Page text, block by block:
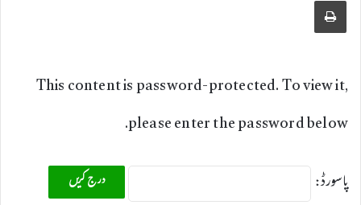
This content is password-protected. To view it,
please enter the password below.
پاسورڈ: